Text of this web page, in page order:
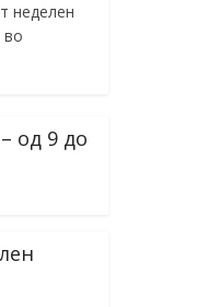
неделен
во
од 9 до